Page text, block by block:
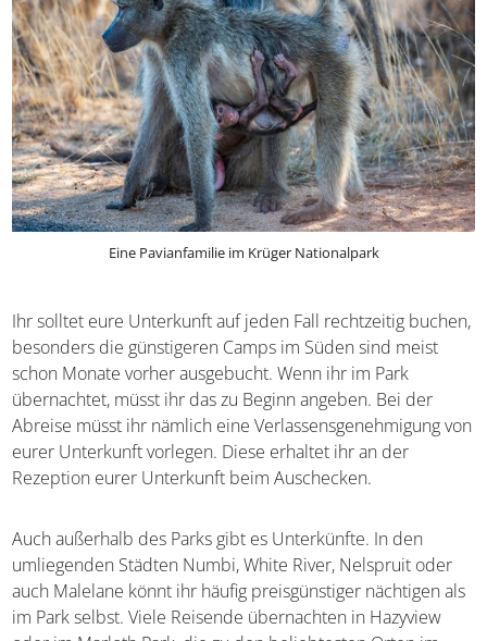
Eine Pavianfamilie im Krüger Nationalpark
Ihr solltet eure Unterkunft auf jeden Fall rechtzeitig
buchen, besonders die günstigeren Camps im Süden sind
meist schon Monate vorher ausgebucht. Wenn ihr im Park
übernachtet, müsst ihr das zu Beginn angeben. Bei der
von eurer Unterkunft vorlegen. Diese erhaltet ihr an der
Rezeption eurer Unterkunft beim Auschecken.
Auch außerhalb des Parks gibt es Unterkünfte. In den